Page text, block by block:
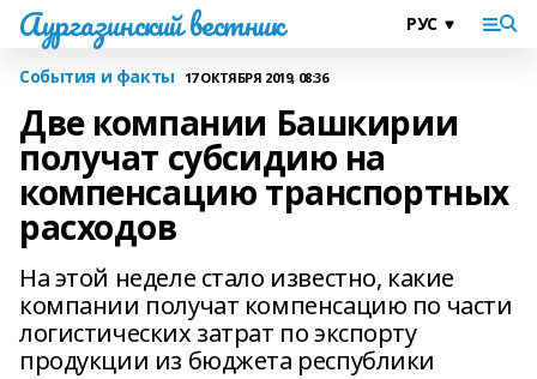
Аургазинский вестник
События и факты 17 ОКТЯБРЯ 2019, 08:36
Две компании Башкирии
получат субсидию на
компенсацию транспортных
расходов
На этой неделе стало известно, какие
компании получат компенсацию по части
логистических затрат по экспорту
продукции из бюджета республики